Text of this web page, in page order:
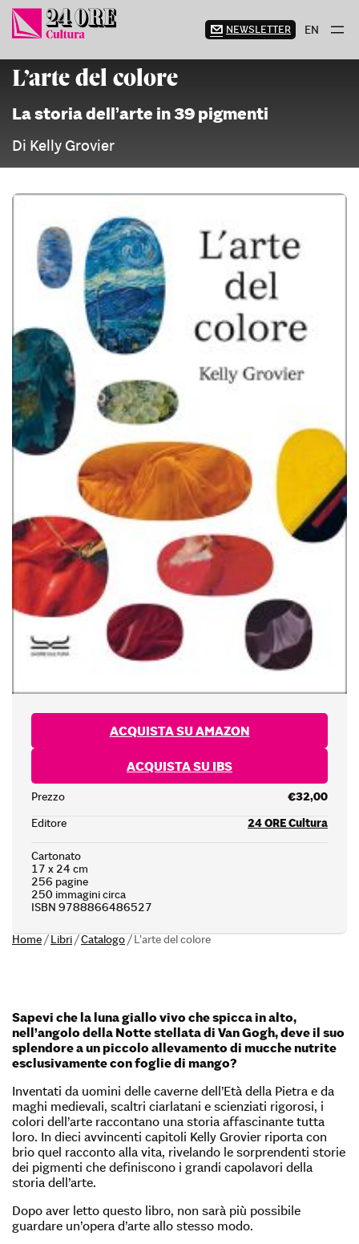
Vai
contenuto
NEWSLETTER EN
L’arte del colore
La storia dell’arte in 39 pigmenti
Di Kelly Grovier
ACQUISTA SU AMAZON
ACQUISTA SU IBS
Prezzo
€32,00
Editore
24 ORE Cultura
Cartonato
17 x 24 cm
256 pagine
250 immagini circa
ISBN 9788866486527
Home/Libri/Catalogo/L’arte del colore
Sapevi che la luna giallo vivo che spicca in alto,
nell’angolo della Notte stellata di Van Gogh, deve il suo
splendore a un piccolo allevamento di mucche nutrite
esclusivamente con foglie di mango?
Inventati da uomini delle caverne dell’Età della Pietra e da
maghi medievali, scaltri ciarlatani e scienziati rigorosi, i
colori dell’arte raccontano una storia affascinante tutta
loro. In dieci avvincenti capitoli Kelly Grovier riporta con
brio quel racconto alla vita, rivelando le sorprendenti storie
dei pigmenti che definiscono i grandi capolavori della
storia dell’arte.
Dopo aver letto questo libro, non sarà più possibile
guardare un’opera d’arte allo stesso modo.